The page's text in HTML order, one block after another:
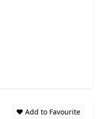
❤️ Add to Favourite